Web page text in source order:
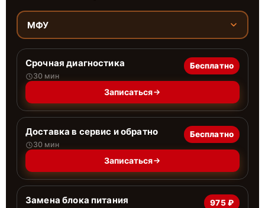
МФУ
Срочная диагностика
30 мин
Бесплатно
Записаться
Доставка в сервис и обратно
30 мин
Бесплатно
Записаться
Замена блока питания 975 ₽